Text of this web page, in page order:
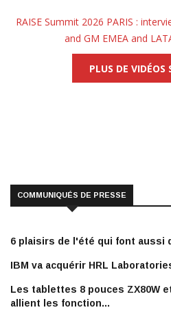
RAISE Summit 2026 PARIS :
and GM EMEA and
PLUS DE VIDÉOS
COMMUNIQUÉS DE PRESSE
6 plaisirs de l'été qui font aussi
IBM va acquérir HRL
Les tablettes 8 pouces ZX80W
allient les fonction...